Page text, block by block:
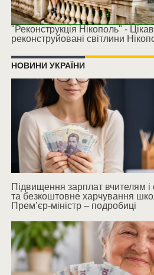
"Реконструкція Нікополь" -
реконструйовані світлини
НОВИНИ УКРАЇНИ
Підвищення зарплат вчителям і
та безкоштовне харчування
Прем’єр-міністр – подробиці